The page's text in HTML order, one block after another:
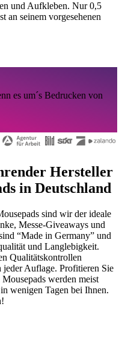
und Aufkleben. Nur 0,5
an seinem vorgesehenen
es um´s Bedrucken von
Hersteller
in Deutschland
sind wir der ideale
Messe-Giveaways und
“Made in Germany” und
und Langlebigkeit.
Qualitätskontrollen
jeder Auflage. Profitieren Sie
werden meist
wenigen Tagen bei Ihnen.